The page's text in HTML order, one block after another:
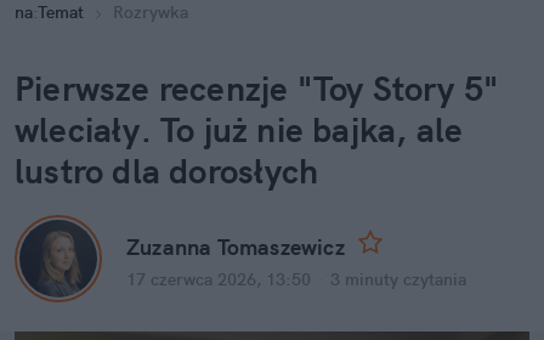
Rozrywka
na:Temat Rozrywka
Pierwsze recenzje "Toy Story 5"
wleciały. To już nie bajka, ale
lustro dla dorosłych
Zuzanna Tomaszewicz
17 czerwca 2026, 13:50 3 minuty czytania